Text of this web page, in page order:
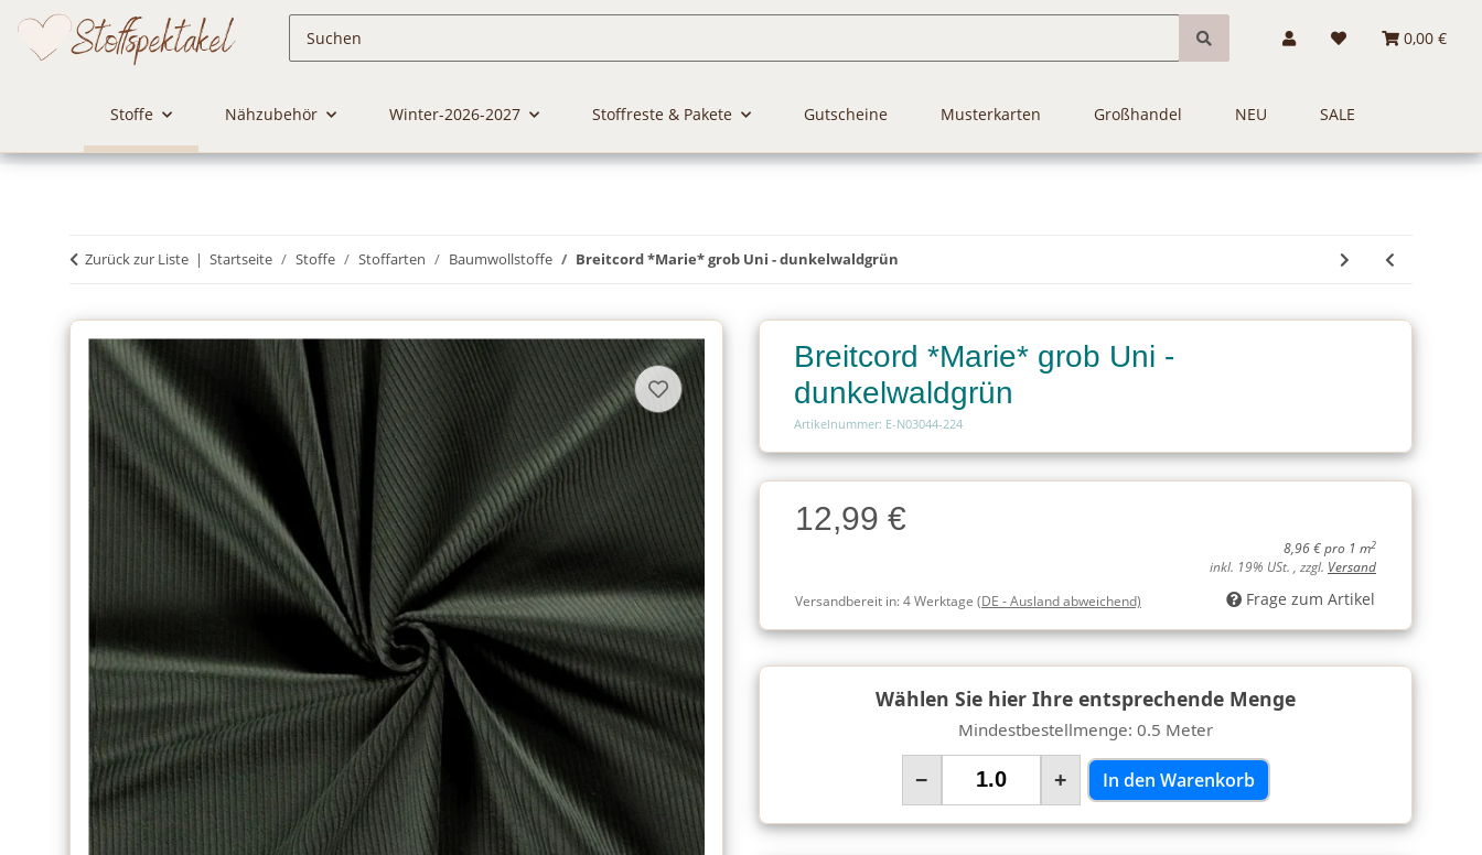
0,00 €
Stoffe Nähzubehör Winter-2026-2027 Stoffreste & Pakete Gutscheine Musterkarten Großhandel NEU SALE
Zurück zur Liste Startseite Stoffe Stoffarten Baumwollstoffe Breitcord *Marie* grob Uni - dunkelwaldgrün
Breitcord *Marie* grob Uni -
dunkelwaldgrün
Artikelnummer: E-N03044-224
Charge
Charge12,99 €
8,96 € pro 1 m2
inkl. 19% USt. , zzgl. Versand
Versandbereit in:4 Werktage (DE - Ausland abweichend) Frage zum Artikel
Wählen Sie hier Ihre entsprechende Menge
Mindestbestellmenge: 0.5 Meter
− + In den Warenkorb